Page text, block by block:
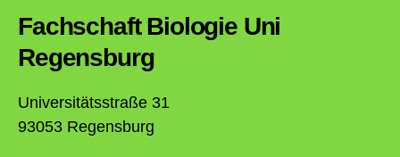
Fachschaft Biologie Uni
Regensburg
Universitätsstraße 31
93053 Regensburg